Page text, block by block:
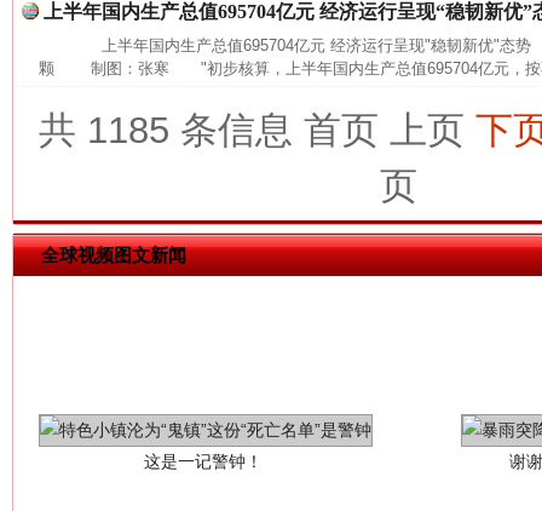
上半年国内生产总值695704亿元 经济运行呈现“稳韧新优”
上半年国内生产总值695704亿元 经济运行呈现"稳韧新优"态
颗 制图：张寒 "初步核算，上半年国内生产总值695704亿元，按
共 1185 条信息 首页 上页 下
页
全球视频图文新闻
网上购药对药下症？
这是一记警钟！ 谢